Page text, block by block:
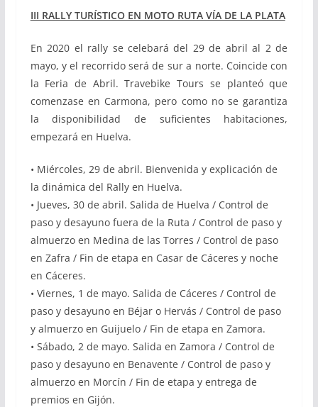
III RALLY TURÍSTICO EN MOTO RUTA VÍA DE LA PLATA
En 2020 el rally se celebará del 29 de abril al 2 de
mayo, y el recorrido será de sur a norte. Coincide con
la Feria de Abril. Travebike Tours se planteó que
comenzase en Carmona, pero como no se garantiza
la disponibilidad de suficientes habitaciones,
empezará en Huelva.
• Miércoles, 29 de abril. Bienvenida y explicación de
la dinámica del Rally en Huelva.
• Jueves, 30 de abril. Salida de Huelva / Control de
paso y desayuno fuera de la Ruta / Control de paso y
almuerzo en Medina de las Torres / Control de paso
en Zafra / Fin de etapa en Casar de Cáceres y noche
en Cáceres.
• Viernes, 1 de mayo. Salida de Cáceres / Control de
paso y desayuno en Béjar o Hervás / Control de paso
y almuerzo en Guijuelo / Fin de etapa en Zamora.
• Sábado, 2 de mayo. Salida en Zamora / Control de
paso y desayuno en Benavente / Control de paso y
almuerzo en Morcín / Fin de etapa y entrega de
premios en Gijón.